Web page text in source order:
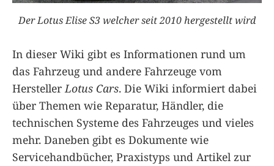
Der Lotus Elise S3 welcher seit 2010 hergestellt wird
In dieser Wiki gibt es Informationen rund um
das Fahrzeug und andere Fahrzeuge vom
HerstellerLotus Cars. Die Wiki informiert dabei
über Themen wie Reparatur, Händler, die
technischen Systeme des Fahrzeuges und vieles
mehr. Daneben gibt es Dokumente wie
Servicehandbücher, Praxistyps und Artikel zur